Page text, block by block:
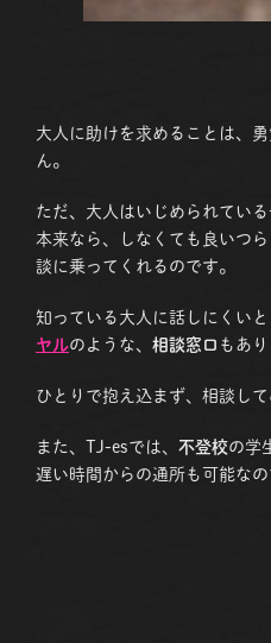
大人に助けを求めることは、
ん。
ただ、大人はいじめられてい
本来なら、しなくても良いつ
談に乗ってくれるのです。
知っている大人に話しにくいと
ヤルのような、 相談窓口 もあり
ひとりで抱え込まず、相談して
また、TJ-esでは、 不登校の学
遅い時間からの通所も可能なの